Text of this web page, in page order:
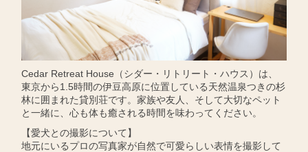
Cedar Retreat House（シダー・リトリート・ハウス）は、
東京から1.5時間の伊豆高原に位置している天然温泉つきの杉
林に囲まれた貸別荘です。家族や友人、そして大切なペット
と一緒に、心も体も癒される時間を味わってください。
【愛犬との撮影について】
地元にいるプロの写真家が自然で可愛らしい表情を撮影して